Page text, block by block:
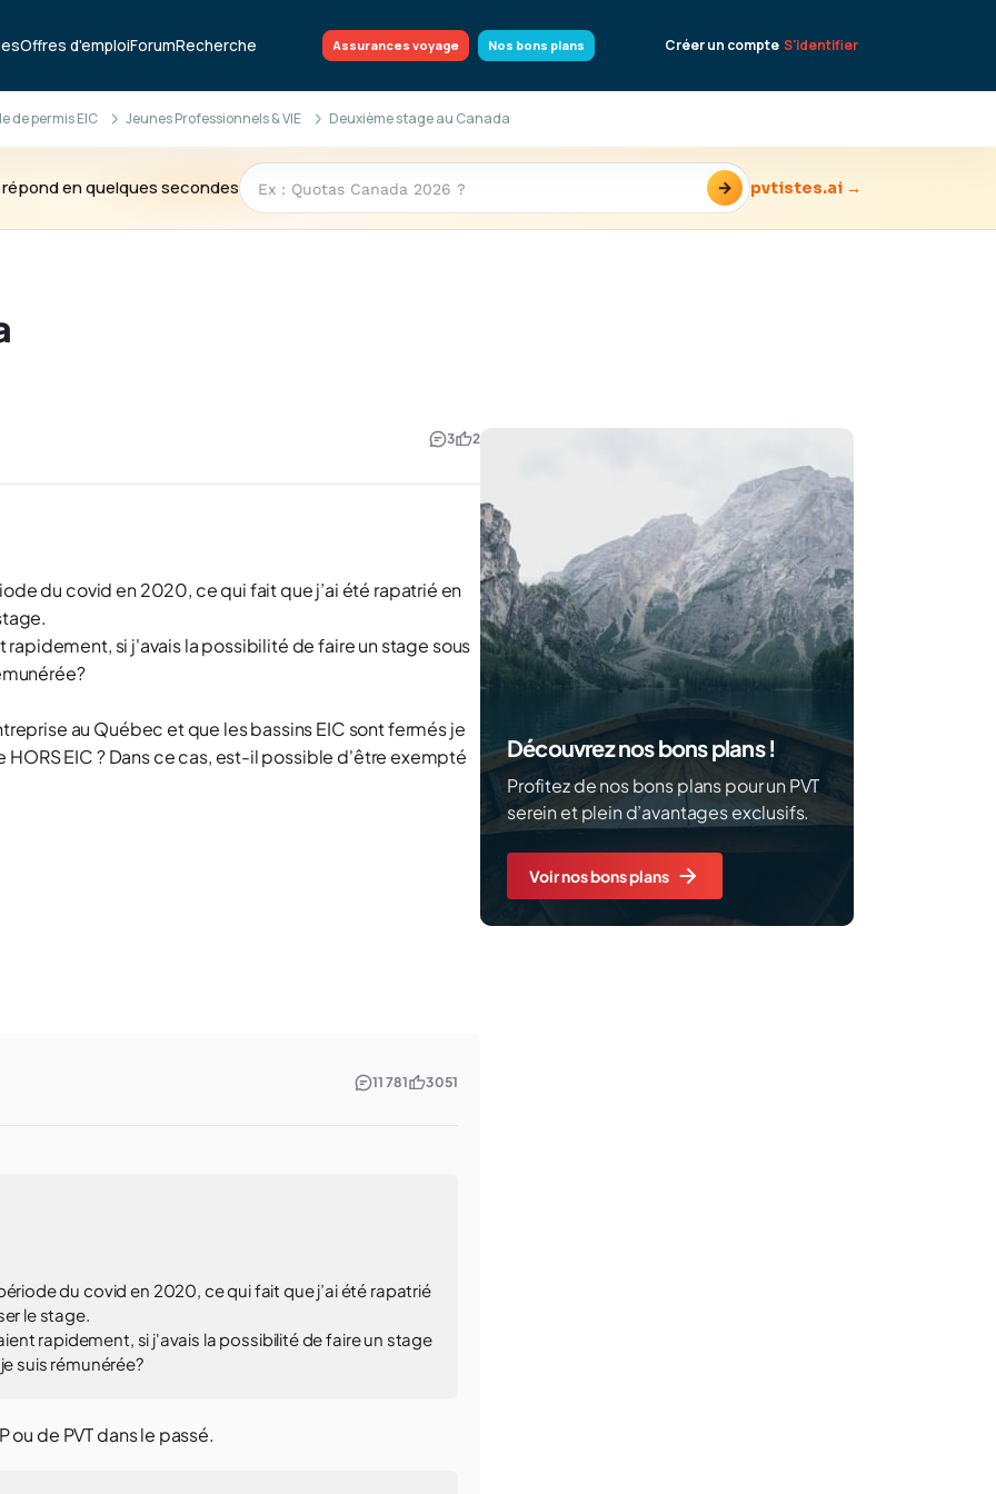
Offres d'emploiForumRecherche Assurances voyage Nos bons plans Créer un compte S'identifier
de permis EIC Jeunes Professionnels & VIE Deuxième stage au Canada
en quelques secondes → pvtistes.ai →
3 2
du covid en 2020, ce qui fait que j’ai été rapatrié en
rapidement, si j'avais la possibilité de faire un stage sous
au Québec et que les bassins EIC sont fermés je
EIC ? Dans ce cas, est-il possible d'être exempté
11 781 3 051
du covid en 2020, ce qui fait que j’ai été rapatrié
le stage.
rapidement, si j'avais la possibilité de faire un stage
suis rémunérée?
ou de PVT dans le passé.
Découvrez nos bons plans !
Profitez de nos bons plans pour un PVT
serein et plein d’avantages exclusifs.
Voir nos bons plans